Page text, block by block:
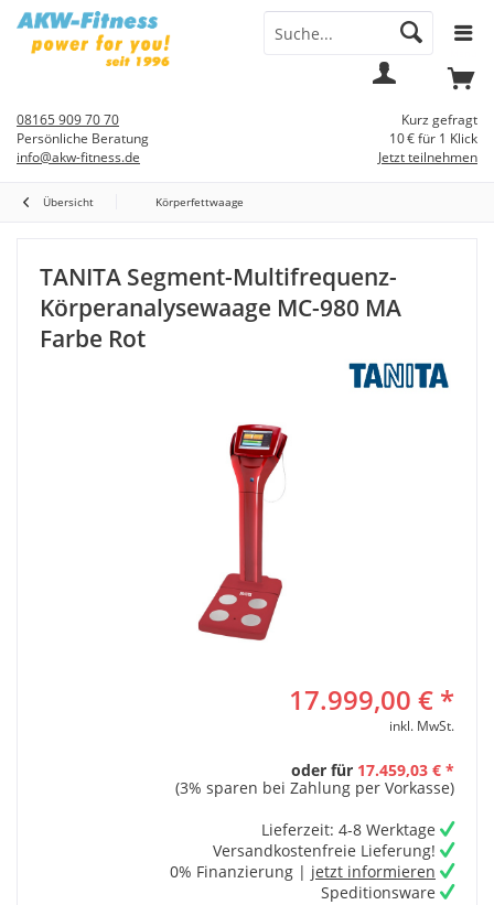
Kurz gefragt
10 € für 1 Klick
Jetzt teilnehmen
08165 909 70 70
Persönliche Beratung
info@akw-fitness.de
Übersicht Körperfettwaage
TANITA Segment-Multifrequenz-
Körperanalysewaage MC-980 MA
Farbe Rot
17.999,00 € *
inkl. MwSt.
oder für 17.459,03 € *
(3% sparen bei Zahlung per Vorkasse)
Lieferzeit: 4-8 Werktage
Versandkostenfreie Lieferung!
0% Finanzierung | jetzt informieren
Speditionsware